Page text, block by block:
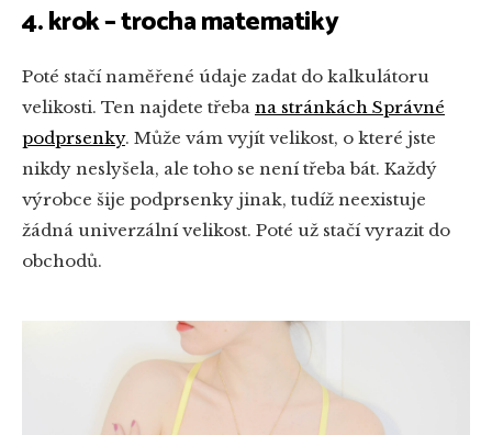
4. krok – trocha matematiky
Poté stačí naměřené údaje zadat do kalkulátoru
velikosti. Ten najdete třeba na stránkách Správné
podprsenky. Může vám vyjít velikost, o které jste
nikdy neslyšela, ale toho se není třeba bát. Každý
výrobce šije podprsenky jinak, tudíž neexistuje
žádná univerzální velikost. Poté už stačí vyrazit do
obchodů.